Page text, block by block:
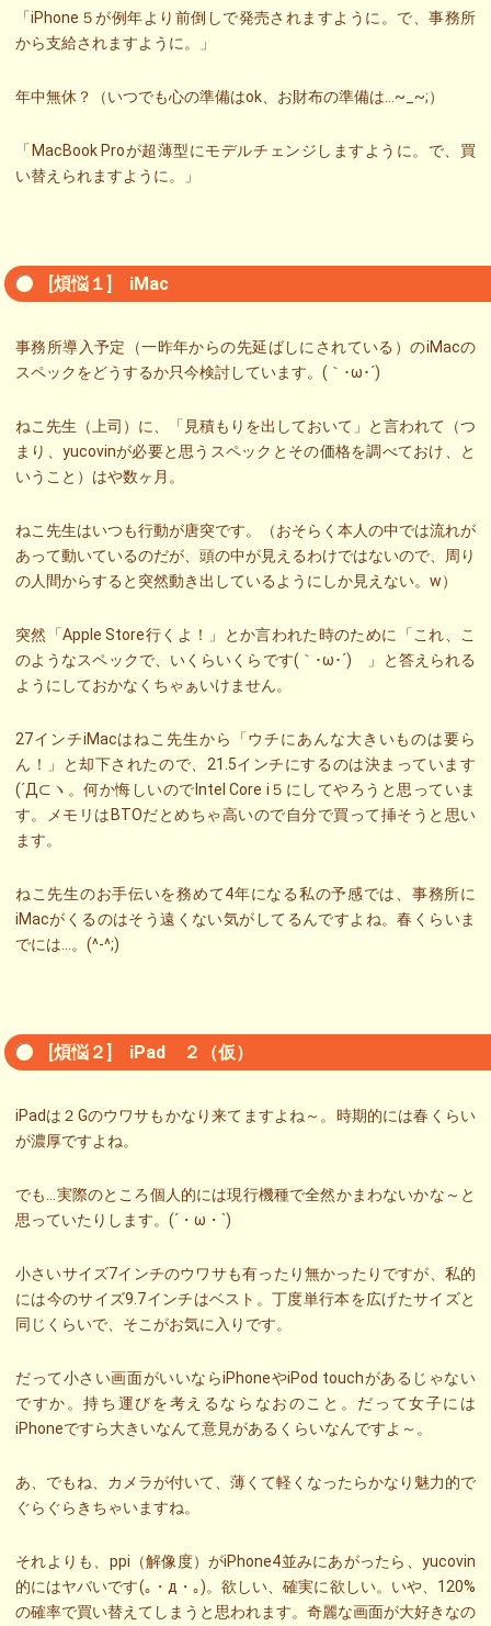
「iPhone５が例年より前倒しで発売されますように。で、事務所
から支給されますように。」
年中無休？（いつでも心の準備はok、お財布の準備は…~_~;）
「MacBook Proが超薄型にモデルチェンジしますように。で、買
い替えられますように。」
[煩悩１] iMac
事務所導入予定（一昨年からの先延ばしにされている）のiMacの
スペックをどうするか只今検討しています。(｀･ω･´)ゞ
ねこ先生（上司）に、「見積もりを出しておいて」と言われて（つ
まり、yucovinが必要と思うスペックとその価格を調べておけ、と
いうこと）はや数ヶ月。
ねこ先生はいつも行動が唐突です。（おそらく本人の中では流れが
あって動いているのだが、頭の中が見えるわけではないので、周り
の人間からすると突然動き出しているようにしか見えない。w）
突然「Apple Store行くよ！」とか言われた時のために「これ、こ
のようなスペックで、いくらいくらです(｀･ω･´)ゞ」と答えられる
ようにしておかなくちゃぁいけません。
27インチiMacはねこ先生から「ウチにあんな大きいものは要ら
ん！」と却下されたので、21.5インチにするのは決まっています
(´Д⊂ヽ。何か悔しいのでIntel Core i５にしてやろうと思っていま
す。メモリはBTOだとめちゃ高いので自分で買って挿そうと思い
ます。
ねこ先生のお手伝いを務めて4年になる私の予感では、事務所に
iMacがくるのはそう遠くない気がしてるんですよね。春くらいま
でには…。(^-^;)
[煩悩２] iPad ２（仮）
iPadは２Gのウワサもかなり来てますよね～。時期的には春くらい
が濃厚ですよね。
でも…実際のところ個人的には現行機種で全然かまわないかな～と
思っていたりします。(´・ω・`)
小さいサイズ7インチのウワサも有ったり無かったりですが、私的
には今のサイズ9.7インチはベスト。丁度単行本を広げたサイズと
同じくらいで、そこがお気に入りです。
だって小さい画面がいいならiPhoneやiPod touchがあるじゃない
ですか。持ち運びを考えるならなおのこと。だって女子には
iPhoneですら大きいなんて意見があるくらいなんですよ～。
あ、でもね、カメラが付いて、薄くて軽くなったらかなり魅力的で
ぐらぐらきちゃいますね。
それよりも、ppi（解像度）がiPhone4並みにあがったら、yucovin
的にはヤバいです(｡・д・｡)。欲しい、確実に欲しい。いや、120%
の確率で買い替えてしまうと思われます。奇麗な画面が大好きなの